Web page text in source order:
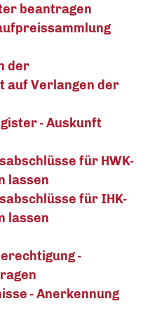
beantragen
der
auf Verlangen der
- Auskunft
für HWK-
lassen
für IHK-
lassen
-
- Anerkennung